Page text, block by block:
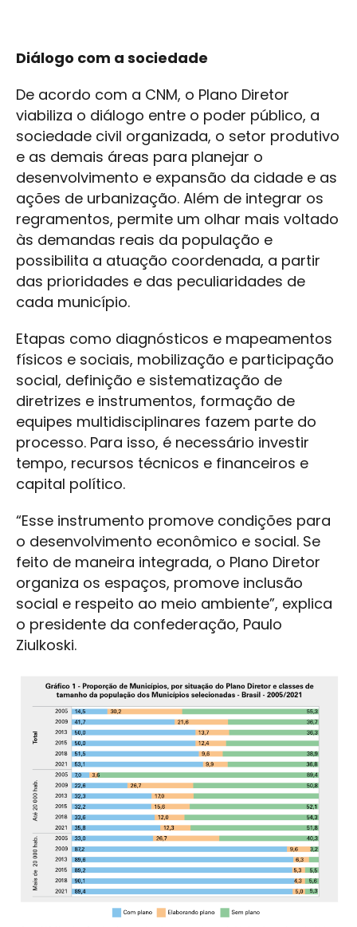
Diálogo com a sociedade
De acordo com a CNM, o Plano Diretor
viabiliza o diálogo entre o poder público, a
sociedade civil organizada, o setor produtivo
e as demais áreas para planejar o
desenvolvimento e expansão da cidade e as
ações de urbanização. Além de integrar os
regramentos, permite um olhar mais voltado
às demandas reais da população e
possibilita a atuação coordenada, a partir
das prioridades e das peculiaridades de
cada município.
Etapas como diagnósticos e mapeamentos
físicos e sociais, mobilização e participação
social, definição e sistematização de
diretrizes e instrumentos, formação de
equipes multidisciplinares fazem parte do
processo. Para isso, é necessário investir
tempo, recursos técnicos e financeiros e
capital político.
“Esse instrumento promove condições para
o desenvolvimento econômico e social. Se
feito de maneira integrada, o Plano Diretor
organiza os espaços, promove inclusão
social e respeito ao meio ambiente”, explica
o presidente da confederação, Paulo
Ziulkoski.